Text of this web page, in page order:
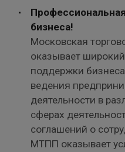
бизнеса!
Московская
оказывает широкий
поддержки
ведения
деятельности в
сферах
соглашений о
МТПП оказывает